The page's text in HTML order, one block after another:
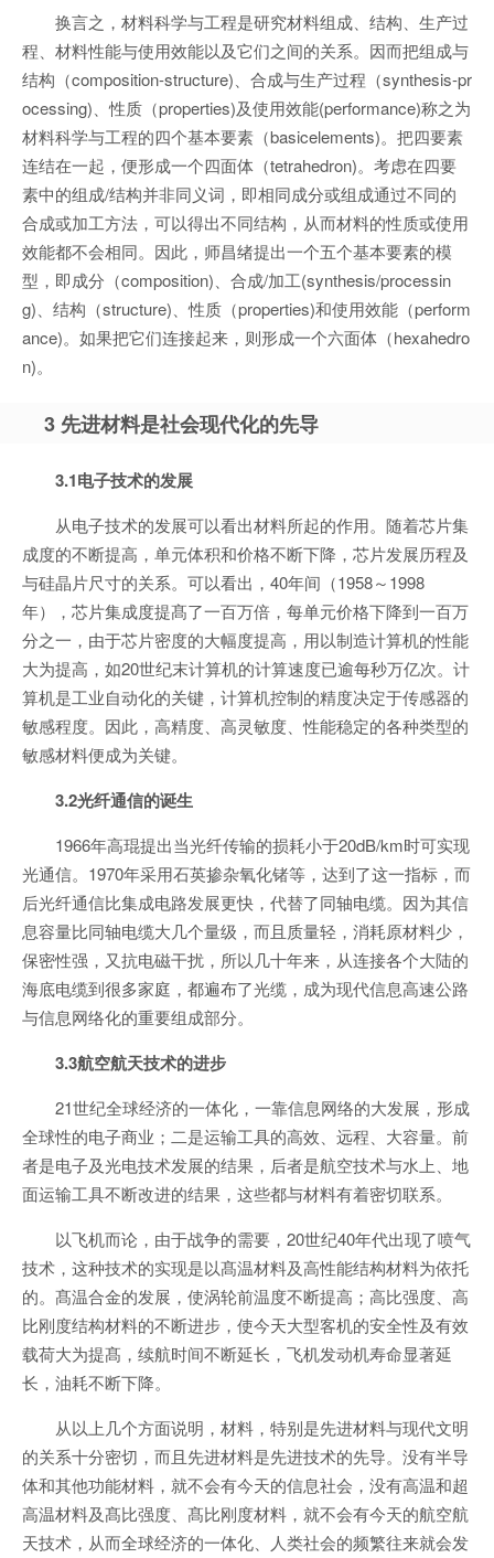
换言之，材料科学与工程是研究材料组成、结构、生产过
程、材料性能与使用效能以及它们之间的关系。因而把组成与
结构（composition-structure)、合成与生产过程（synthesis-pr
ocessing)、性质（properties)及使用效能(performance)称之为
材料科学与工程的四个基本要素（basicelements)。把四要素
连结在一起，便形成一个四面体（tetrahedron)。考虑在四要
素中的组成/结构并非同义词，即相同成分或组成通过不同的
合成或加工方法，可以得出不同结构，从而材料的性质或使用
效能都不会相同。因此，师昌绪提出一个五个基本要素的模
型，即成分（composition)、合成/加工(synthesis/processin
g)、结构（structure)、性质（properties)和使用效能（perform
ance)。如果把它们连接起来，则形成一个六面体（hexahedro
n)。
3 先进材料是社会现代化的先导
3.1电子技术的发展
从电子技术的发展可以看出材料所起的作用。随着芯片集
成度的不断提高，单元体积和价格不断下降，芯片发展历程及
与硅晶片尺寸的关系。可以看出，40年间（1958～1998
年），芯片集成度提髙了一百万倍，每单元价格下降到一百万
分之一，由于芯片密度的大幅度提高，用以制造计算机的性能
大为提高，如20世纪末计算机的计算速度已逾每秒万亿次。计
算机是工业自动化的关键，计算机控制的精度决定于传感器的
敏感程度。因此，高精度、高灵敏度、性能稳定的各种类型的
敏感材料便成为关键。
3.2光纤通信的诞生
1966年高琨提出当光纤传输的损耗小于20dB/km时可实现
光通信。1970年采用石英掺杂氧化锗等，达到了这一指标，而
后光纤通信比集成电路发展更快，代替了同轴电缆。因为其信
息容量比同轴电缆大几个量级，而且质量轻，消耗原材料少，
保密性强，又抗电磁干扰，所以几十年来，从连接各个大陆的
海底电缆到很多家庭，都遍布了光缆，成为现代信息高速公路
与信息网络化的重要组成部分。
3.3航空航天技术的进步
21世纪全球经济的一体化，一靠信息网络的大发展，形成
全球性的电子商业；二是运输工具的高效、远程、大容量。前
者是电子及光电技术发展的结果，后者是航空技术与水上、地
面运输工具不断改进的结果，这些都与材料有着密切联系。
以飞机而论，由于战争的需要，20世纪40年代出现了喷气
技术，这种技术的实现是以髙温材料及高性能结构材料为依托
的。髙温合金的发展，使涡轮前温度不断提高；高比强度、高
比刚度结构材料的不断进步，使今天大型客机的安全性及有效
载荷大为提髙，续航时间不断延长，飞机发动机寿命显著延
长，油耗不断下降。
从以上几个方面说明，材料，特别是先进材料与现代文明
的关系十分密切，而且先进材料是先进技术的先导。没有半导
体和其他功能材料，就不会有今天的信息社会，没有高温和超
高温材料及髙比强度、髙比刚度材料，就不会有今天的航空航
天技术，从而全球经济的一体化、人类社会的频繁往来就会发